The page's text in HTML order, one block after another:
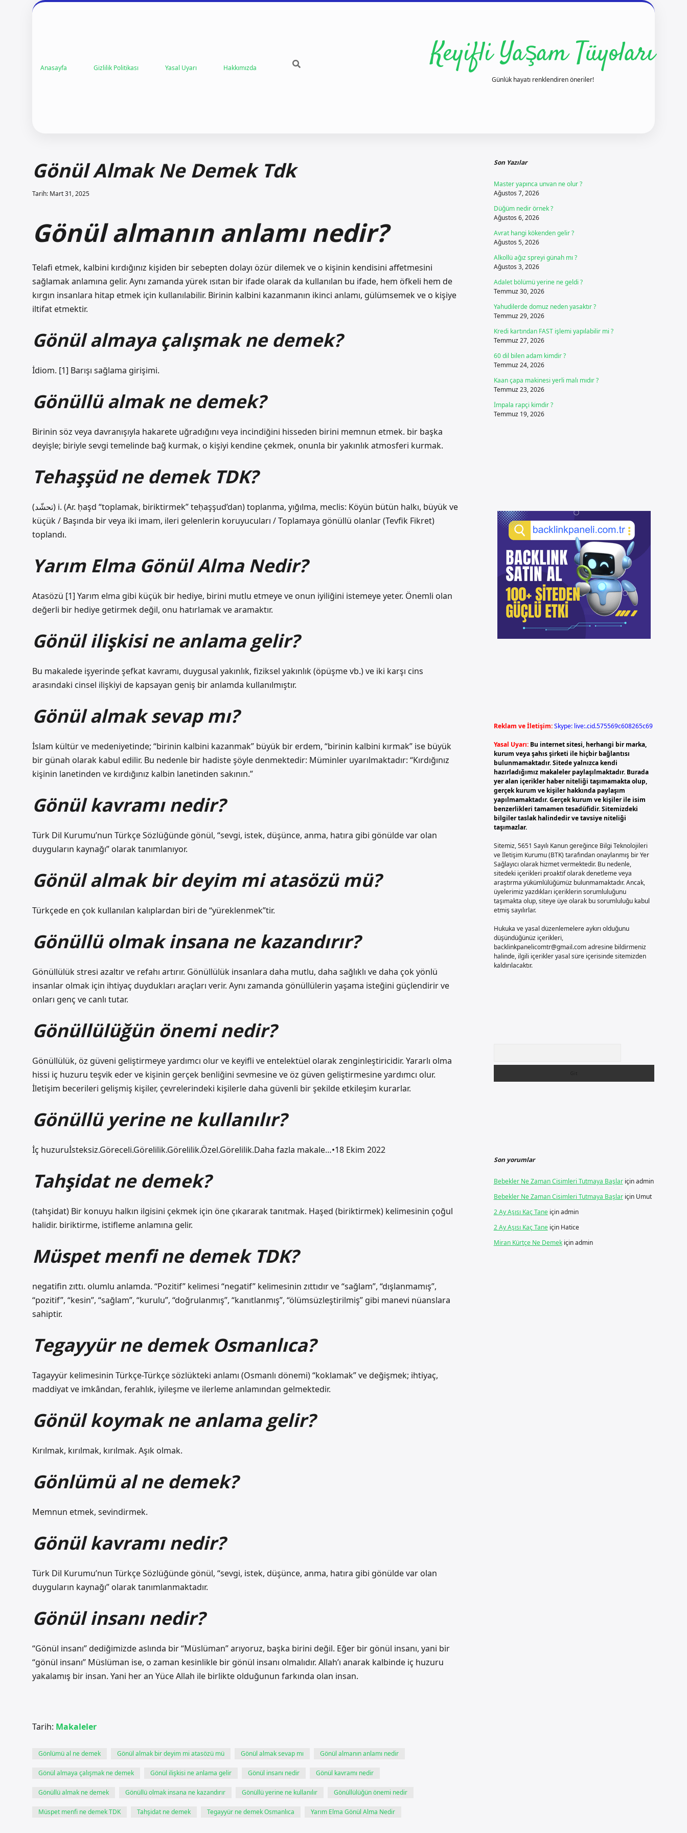
Anasayfa Gizlilik Politikası Yasal Uyarı Hakkımızda Keyifli Yaşam Tüyoları
Günlük hayatı renklendiren öneriler!
Gönül Almak Ne Demek Tdk
Tarih: Mart 31, 2025
Gönül almanın anlamı nedir?
Telafi etmek, kalbini kırdığınız kişiden bir sebepten dolayı özür dilemek ve o kişinin kendisini affetmesini
sağlamak anlamına gelir. Aynı zamanda yürek ısıtan bir ifade olarak da kullanılan bu ifade, hem öfkeli hem de
kırgın insanlara hitap etmek için kullanılabilir. Birinin kalbini kazanmanın ikinci anlamı, gülümsemek ve o kişiye
iltifat etmektir.
Gönül almaya çalışmak ne demek?
İdiom. [1] Barışı sağlama girişimi.
Gönüllü almak ne demek?
Birinin söz veya davranışıyla hakarete uğradığını veya incindiğini hisseden birini memnun etmek. bir başka
deyişle; biriyle sevgi temelinde bağ kurmak, o kişiyi kendine çekmek, onunla bir yakınlık atmosferi kurmak.
Tehaşşüd ne demek TDK?
(ﺗﺤﺸّﺪ) i. (Ar. ḥaşd “toplamak, biriktirmek” teḥaşşud’dan) toplanma, yığılma, meclis: Köyün bütün halkı, büyük ve
küçük / Başında bir veya iki imam, ileri gelenlerin koruyucuları / Toplamaya gönüllü olanlar (Tevfik Fikret)
toplandı.
Yarım Elma Gönül Alma Nedir?
Atasözü [1] Yarım elma gibi küçük bir hediye, birini mutlu etmeye ve onun iyiliğini istemeye yeter. Önemli olan
değerli bir hediye getirmek değil, onu hatırlamak ve aramaktır.
Gönül ilişkisi ne anlama gelir?
Bu makalede işyerinde şefkat kavramı, duygusal yakınlık, fiziksel yakınlık (öpüşme vb.) ve iki karşı cins
arasındaki cinsel ilişkiyi de kapsayan geniş bir anlamda kullanılmıştır.
Gönül almak sevap mı?
İslam kültür ve medeniyetinde; “birinin kalbini kazanmak” büyük bir erdem, “birinin kalbini kırmak” ise büyük
bir günah olarak kabul edilir. Bu nedenle bir hadiste şöyle denmektedir: Müminler uyarılmaktadır: “Kırdığınız
kişinin lanetinden ve kırdığınız kalbin lanetinden sakının.”
Gönül kavramı nedir?
Türk Dil Kurumu’nun Türkçe Sözlüğünde gönül, “sevgi, istek, düşünce, anma, hatıra gibi gönülde var olan
duyguların kaynağı” olarak tanımlanıyor.
Gönül almak bir deyim mi atasözü mü?
Türkçede en çok kullanılan kalıplardan biri de “yüreklenmek”tir.
Gönüllü olmak insana ne kazandırır?
Gönüllülük stresi azaltır ve refahı artırır. Gönüllülük insanlara daha mutlu, daha sağlıklı ve daha çok yönlü
insanlar olmak için ihtiyaç duydukları araçları verir. Aynı zamanda gönüllülerin yaşama isteğini güçlendirir ve
onları genç ve canlı tutar.
Gönüllülüğün önemi nedir?
Gönüllülük, öz güveni geliştirmeye yardımcı olur ve keyifli ve entelektüel olarak zenginleştiricidir. Yararlı olma
hissi iç huzuru teşvik eder ve kişinin gerçek benliğini sevmesine ve öz güven geliştirmesine yardımcı olur.
İletişim becerileri gelişmiş kişiler, çevrelerindeki kişilerle daha güvenli bir şekilde etkileşim kurarlar.
Gönüllü yerine ne kullanılır?
İç huzuruİsteksiz.Göreceli.Görelilik.Görelilik.Özel.Görelilik.Daha fazla makale…•18 Ekim 2022
Tahşidat ne demek?
(tahşidat) Bir konuyu halkın ilgisini çekmek için öne çıkararak tanıtmak. Haşed (biriktirmek) kelimesinin çoğul
halidir. biriktirme, istifleme anlamına gelir.
Müspet menfi ne demek TDK?
negatifin zıttı. olumlu anlamda. “Pozitif” kelimesi “negatif” kelimesinin zıttıdır ve “sağlam”, “dışlanmamış”,
“pozitif”, “kesin”, “sağlam”, “kurulu”, “doğrulanmış”, “kanıtlanmış”, “ölümsüzleştirilmiş” gibi manevi nüanslara
sahiptir.
Tegayyür ne demek Osmanlıca?
Tagayyür kelimesinin Türkçe-Türkçe sözlükteki anlamı (Osmanlı dönemi) “koklamak” ve değişmek; ihtiyaç,
maddiyat ve imkândan, ferahlık, iyileşme ve ilerleme anlamından gelmektedir.
Gönül koymak ne anlama gelir?
Kırılmak, kırılmak, kırılmak. Aşık olmak.
Gönlümü al ne demek?
Memnun etmek, sevindirmek.
Gönül kavramı nedir?
Türk Dil Kurumu’nun Türkçe Sözlüğünde gönül, “sevgi, istek, düşünce, anma, hatıra gibi gönülde var olan
duyguların kaynağı” olarak tanımlanmaktadır.
Gönül insanı nedir?
“Gönül insanı” dediğimizde aslında bir “Müslüman” arıyoruz, başka birini değil. Eğer bir gönül insanı, yani bir
“gönül insanı” Müslüman ise, o zaman kesinlikle bir gönül insanı olmalıdır. Allah’ı anarak kalbinde iç huzuru
yakalamış bir insan. Yani her an Yüce Allah ile birlikte olduğunun farkında olan insan.
Tarih: Makaleler
Gönlümü al ne demek Gönül almak bir deyim mi atasözü mü Gönül almak sevap mı Gönül almanın anlamı nedir
Gönül almaya çalışmak ne demek Gönül ilişkisi ne anlama gelir Gönül insanı nedir Gönül kavramı nedir
Gönüllü almak ne demek Gönüllü olmak insana ne kazandırır Gönüllü yerine ne kullanılır Gönüllülüğün önemi nedir
Müspet menfi ne demek TDK Tahşidat ne demek Tegayyür ne demek Osmanlıca Yarım Elma Gönül Alma Nedir
Son Yazılar
Master yapınca unvan ne olur ?
Ağustos 7, 2026
Düğüm nedir örnek ?
Ağustos 6, 2026
Avrat hangi kökenden gelir ?
Ağustos 5, 2026
Alkollü ağız spreyi günah mı ?
Ağustos 3, 2026
Adalet bölümü yerine ne geldi ?
Temmuz 30, 2026
Yahudilerde domuz neden yasaktır ?
Temmuz 29, 2026
Kredi kartından FAST işlemi yapılabilir mi ?
Temmuz 27, 2026
60 dil bilen adam kimdir ?
Temmuz 24, 2026
Kaan çapa makinesi yerli malı mıdır ?
Temmuz 23, 2026
İmpala rapçi kimdir ?
Temmuz 19, 2026
Reklam ve İletişim:Skype: live:.cid.575569c608265c69
Yasal Uyarı: Bu internet sitesi, herhangi bir marka,
kurum veya şahıs şirketi ile hiçbir bağlantısı
bulunmamaktadır. Sitede yalnızca kendi
hazırladığımız makaleler paylaşılmaktadır. Burada
yer alan içerikler haber niteliği taşımamakta olup,
gerçek kurum ve kişiler hakkında paylaşım
yapılmamaktadır. Gerçek kurum ve kişiler ile isim
benzerlikleri tamamen tesadüfidir. Sitemizdeki
bilgiler taslak halindedir ve tavsiye niteliği
taşımazlar.
Sitemiz, 5651 Sayılı Kanun gereğince Bilgi Teknolojileri
ve İletişim Kurumu (BTK) tarafından onaylanmış bir Yer
Sağlayıcı olarak hizmet vermektedir. Bu nedenle,
sitedeki içerikleri proaktif olarak denetleme veya
araştırma yükümlülüğümüz bulunmamaktadır. Ancak,
üyelerimiz yazdıkları içeriklerin sorumluluğunu
taşımakta olup, siteye üye olarak bu sorumluluğu kabul
etmiş sayılırlar.
Hukuka ve yasal düzenlemelere aykırı olduğunu
düşündüğünüz içerikleri,
backlinkpanelicomtr@gmail.comadresine bildirmeniz
halinde, ilgili içerikler yasal süre içerisinde sitemizden
kaldırılacaktır.
Son yorumlar
Bebekler Ne Zaman Cisimleri Tutmaya Başlariçinadmin
Bebekler Ne Zaman Cisimleri Tutmaya Başlariçin Umut
2 Ay Aşısı Kaç Taneiçinadmin
2 Ay Aşısı Kaç Taneiçin Hatice
Miran Kürtçe Ne Demekiçinadmin